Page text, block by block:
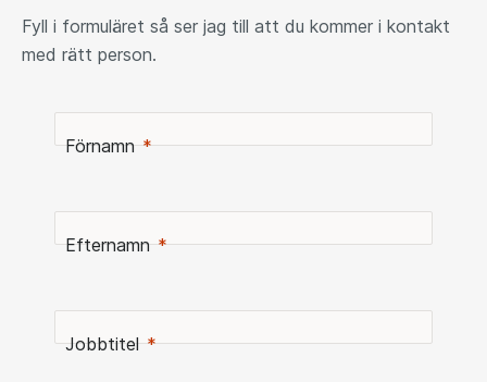
Fyll i formuläret så ser jag till att du kommer i kontakt
med rätt person.
Förnamn
Efternamn
Jobbtitel